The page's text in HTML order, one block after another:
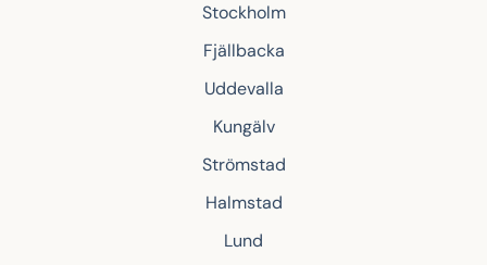
Stockholm
Fjällbacka
Uddevalla
Kungälv
Strömstad
Halmstad
Lund